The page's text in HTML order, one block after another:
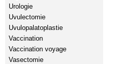
Urologie
Uvulectomie
Uvulopalatoplastie
Vaccination
Vaccination voyage
Vasectomie